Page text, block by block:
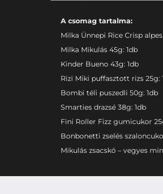
A csomag tartalma:
Milka Ünnepi Rice Crisp
Milka Mikulás 45g: 1db
Kinder Bueno 43g: 1db
Rizi Miki puffasztott rizs 25g:
Bombi téli puszedli 50g: 1db
Smarties drazsé 38g: 1db
Fini Roller Fizz gumicukor
Bonbonetti zselés
Mikulás zsacskó – vegyes